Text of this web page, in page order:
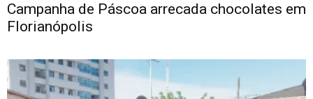
Campanha de Páscoa arrecada chocolates em
Florianópolis